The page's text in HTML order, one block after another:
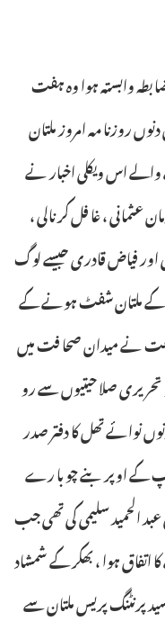
وابستہ ہوا وہ ہفت
روزنا مہ امروز ملتان
اس ویکلی اخبار نے
عثمانی ، غا فل کر نالی ،
اور فیاض قادری جیسے لوگ
ملتان شفٹ ہونے کے
نے میدان صحا فت میں
تحریری صلا حیتیوں سے رو
نوائے تھل کا دفتر صدر
کے اوپر بنے چو با رے
عبد الحمید سلیمی کی تھی جب
اتفاق ہوا ، بھکر کے شمشاد
پرنٹنگ پریس ملتان سے